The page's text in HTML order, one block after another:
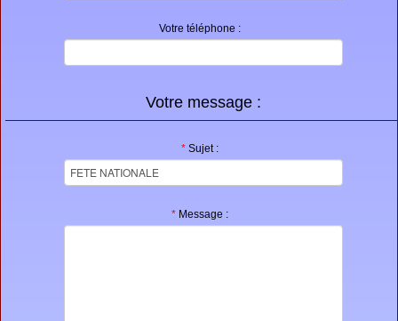
Votre téléphone :
Votre message :
*Sujet :
*Message :